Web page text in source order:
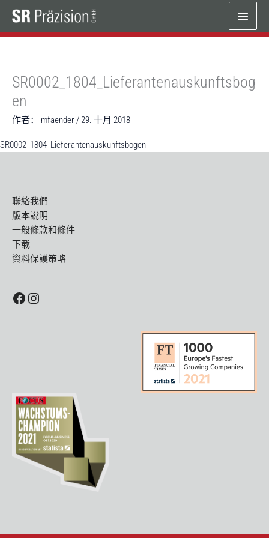
内
主
菜
SR0002_1804_Lieferantenauskunftsbog
en
作者： mfaender /29. 十月 2018
SR0002_1804_Lieferantenauskunftsbogen
聯絡我們
版本說明
一般條款和條件
下载
資料保護策略
Facebook
Instagram